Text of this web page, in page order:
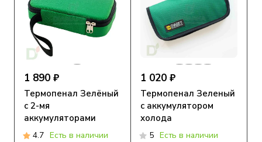
1 890 ₽
Термопенал Зелёный
с 2-мя
аккумуляторами
холода
4.7 Есть в наличии
1 020 ₽
Термопенал Зеленый
с аккумулятором
холода
5 Есть в наличии